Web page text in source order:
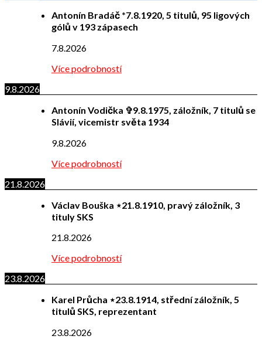
Antonín Bradáč *7.8.1920, 5 titulů, 95 ligových
gólů v 193 zápasech
7.8.2026
Více podrobností
9.8.2026
Antonín Vodička ✞9.8.1975, záložník, 7 titulů se
Slávií, vicemistr světa 1934
9.8.2026
Více podrobností
21.8.2026
Václav Bouška ⋆21.8.1910, pravý záložník, 3
tituly SKS
21.8.2026
Více podrobností
23.8.2026
Karel Průcha ⋆23.8.1914, střední záložník, 5
titulů SKS, reprezentant
23.8.2026